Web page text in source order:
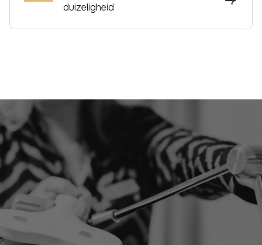
duizeligheid
LATEN WE SAMEN JOUW SITUATIE BEKIJKEN
Klaar om de eerste stap
te zetten?